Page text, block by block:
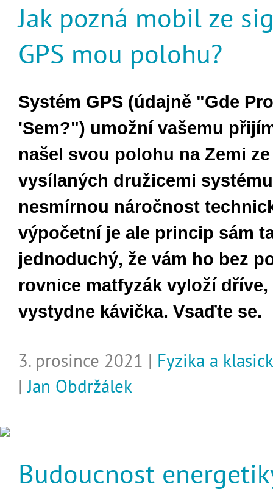
Jak pozná mobil ze
GPS mou polohu?
Systém GPS (údajně "Gde
'Sem?") umožní vašemu
našel svou polohu na Zemi
vysílaných družicemi
nesmírnou náročnost
výpočetní je ale princip sám
jednoduchý, že vám ho bez
rovnice matfyzák vyloží dříve,
vystydne kávička. Vsaďte se.
3. prosince 2021 | Fyzika a
|Jan Obdržálek
Budoucnost